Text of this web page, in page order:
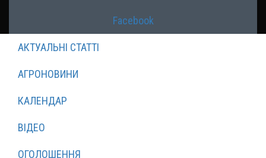
Facebook
АКТУАЛЬНІ СТАТТІ
АГРОНОВИНИ
КАЛЕНДАР
ВІДЕО
ОГОЛОШЕННЯ